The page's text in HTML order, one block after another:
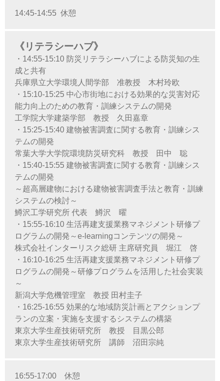
14:45-14:55 休憩
《リテラシーハブ》
・14:55-15:10 防災リテラシーハブによる防災知の生
成と共有
兵庫県立大学環境人間学部 准教授 木村玲欧
・15:10-15:25 中心市街地における効果的な災害対応
能力向上のための教育・訓練システムの開発
工学院大学建築学部 教授 久田嘉章
・15:25-15:40 建物被害調査に関する教育・訓練シス
テムの開発
常葉大学大学院環境防災研究科 教授 田中 聡
・15:40-15:55 建物被害調査に関する教育・訓練シス
テムの開発
～超高層建物における建物被害調査手法と教育・訓練
システムの検討～
鱒沢工学研究所 代表 鱒沢 曜
・15:55-16:10 生活再建支援業務マネジメント研修プ
ログラムの開発～e-learningコンテンツの開発～
株式会社インターリスク総研 主席研究員 堀江 啓
・16:10-16:25 生活再建支援業務マネジメント研修プ
ログラムの開発～研修プログラムを活用した社会実装
～
新潟大学危機管理室 教授 田村圭子
・16:25-16:55 効果的な地域防災計画とアクションプ
ランの立案・実施を支援するシステムの構築
東京大学生産技術研究所 教授 目黒公郎
東京大学生産技術研究所 講師 沼田宗純
16:55-17:00 休憩